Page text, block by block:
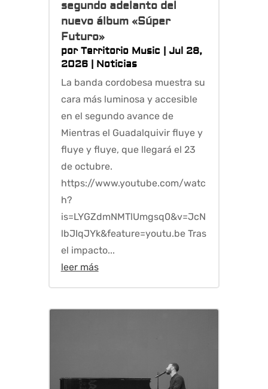
segundo adelanto del
nuevo álbum «Súper
Futuro»
por Territorio Music
Jul 28,
2026| Noticias
La banda cordobesa muestra su
cara más luminosa y accesible
en el segundo avance de
Mientras el Guadalquivir fluye y
fluye y fluye, que llegará el 23
de octubre.
https://www.youtube.com/watc
h?
is=LYGZdmNMTlUmgsq0&v=JcN
lbJIqJYk&feature=youtu.be Tras
el impacto...
leer más